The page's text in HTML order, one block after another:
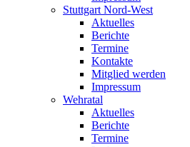
Stuttgart Nord-West
Aktuelles
Berichte
Termine
Kontakte
Mitglied werden
Impressum
Wehratal
Aktuelles
Berichte
Termine